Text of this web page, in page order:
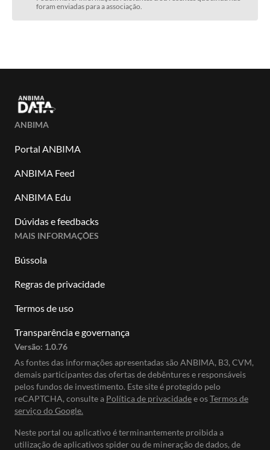
foram enviadas para a associação.
ANBIMA
Portal ANBIMA
ANBIMA Feed
ANBIMA Edu
Dúvidas e feedbacks
MAIS INFORMAÇÕES
Bússola
Regras de privacidade
Termos de uso
Transparência e governança
Versão: 1.0.76
As fontes das informações apresentadas são ANBIMA, B3, CVM,
demais participantes das ofertas de debêntures e responsáveis
pelos fundos de investimento. Este site é protegido pelo
reCAPTCHA, consulte a Política de privacidadee osTermos de
serviço do Google.
Neste portal ou aplicativo é terminantemente proibida a
utilização de aplicativos spider ou de mineração de dados, de